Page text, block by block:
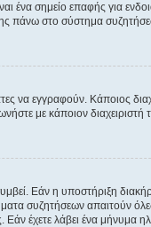
ένα σημείο επαφής για
πάνω στο σύστημα
να εγγραφούν. Κάποιος
με κάποιον
Εάν η υποστήριξη
συζητήσεων απαιτούν
έχετε λάβει ένα μήνυμα